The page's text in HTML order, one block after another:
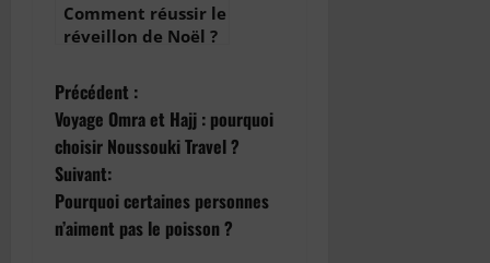
Comment réussir le
réveillon de Noël ?
N
a
v
i
Précédent :
Voyage Omra et Hajj : pourquoi
choisir Noussouki Travel ?
Suivant:
Pourquoi certaines personnes
n’aiment pas le poisson ?